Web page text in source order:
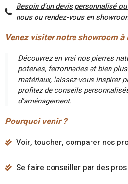
Besoin d'un devis personnalisé
nous ou rendez-vous en
Venez visiter notre showroom à
Découvrez en vrai nos pierres
poteries, ferronneries et bien
matériaux, laissez-vous inspirer
profitez de conseils
d’aménagement.
Pourquoi venir ?
Voir, toucher, comparer nos
Se faire conseiller par des pros​